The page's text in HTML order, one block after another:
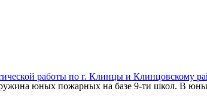
работы по г. Клинцы и Клинцовскому
юных пожарных на базе 9-ти школ. В